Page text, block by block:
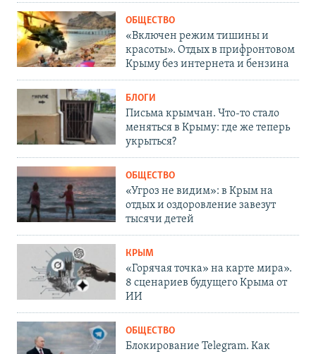
ОБЩЕСТВО
«Включен режим тишины и
красоты». Отдых в прифронтовом
Крыму без интернета и бензина
БЛОГИ
Письма крымчан. Что-то стало
меняться в Крыму: где же теперь
укрыться?
ОБЩЕСТВО
«Угроз не видим»: в Крым на
отдых и оздоровление завезут
тысячи детей
КРЫМ
«Горячая точка» на карте мира».
8 сценариев будущего Крыма от
ИИ
ОБЩЕСТВО
Блокирование Telegram. Как